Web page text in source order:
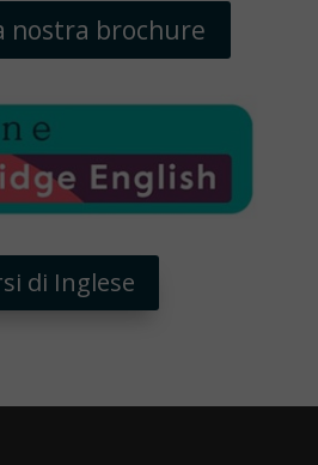
nostra brochure
di Inglese